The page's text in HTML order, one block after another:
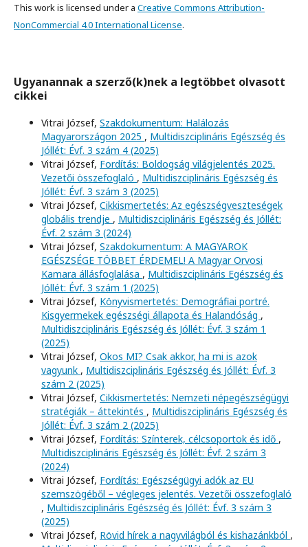
This work is licensed under a Creative Commons Attribution-
NonCommercial 4.0 International License.
Ugyanannak a szerző(k)nek a legtöbbet olvasott
cikkei
Vitrai József, Szakdokumentum: Halálozás
Magyarországon 2025 , Multidiszciplináris Egészség és
Jóllét: Évf. 3 szám 4 (2025)
Vitrai József, Fordítás: Boldogság világjelentés 2025.
Vezetői összefoglaló , Multidiszciplináris Egészség és
Jóllét: Évf. 3 szám 3 (2025)
Vitrai József, Cikkismertetés: Az egészségveszteségek
globális trendje , Multidiszciplináris Egészség és Jóllét:
Évf. 2 szám 3 (2024)
Vitrai József, Szakdokumentum: A MAGYAROK
EGÉSZSÉGE TÖBBET ÉRDEMEL! A Magyar Orvosi
Kamara állásfoglalása , Multidiszciplináris Egészség és
Jóllét: Évf. 3 szám 1 (2025)
Vitrai József, Könyvismertetés: Demográfiai portré.
Kisgyermekek egészségi állapota és Halandóság ,
Multidiszciplináris Egészség és Jóllét: Évf. 3 szám 1
(2025)
Vitrai József, Okos MI? Csak akkor, ha mi is azok
vagyunk , Multidiszciplináris Egészség és Jóllét: Évf. 3
szám 2 (2025)
Vitrai József, Cikkismertetés: Nemzeti népegészségügyi
stratégiák – áttekintés , Multidiszciplináris Egészség és
Jóllét: Évf. 3 szám 2 (2025)
Vitrai József, Fordítás: Színterek, célcsoportok és idő ,
Multidiszciplináris Egészség és Jóllét: Évf. 2 szám 3
(2024)
Vitrai József, Fordítás: Egészségügyi adók az EU
szemszögéből – végleges jelentés. Vezetői összefoglaló
, Multidiszciplináris Egészség és Jóllét: Évf. 3 szám 3
(2025)
Vitrai József, Rövid hírek a nagyvilágból és kishazánkból ,